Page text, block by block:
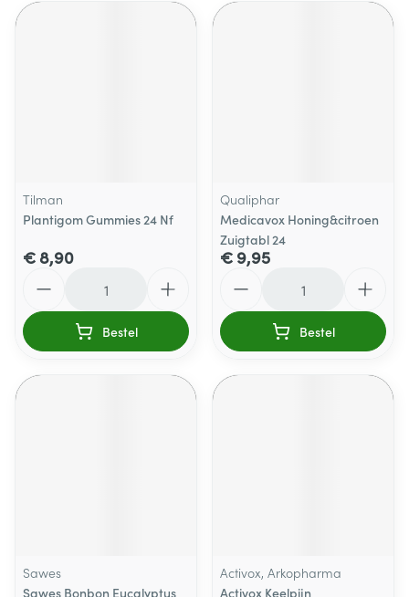
Tilman
Plantigom Gummies 24 Nf
€ 8,90
Bestel
Qualiphar
Medicavox Honing&citroen
Zuigtabl 24
€ 9,95
Bestel
Sawes
Sawes Bonbon Eucalyptus
Activox, Arkopharma
Activox Keelpijn